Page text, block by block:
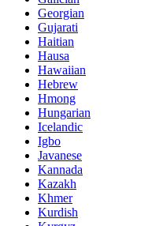
Georgian
Gujarati
Haitian
Hausa
Hawaiian
Hebrew
Hmong
Hungarian
Icelandic
Igbo
Javanese
Kannada
Kazakh
Khmer
Kurdish